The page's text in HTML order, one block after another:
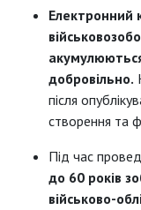
Електронний
добровільно.
після
створення та
Під час
до 60 років
військово-